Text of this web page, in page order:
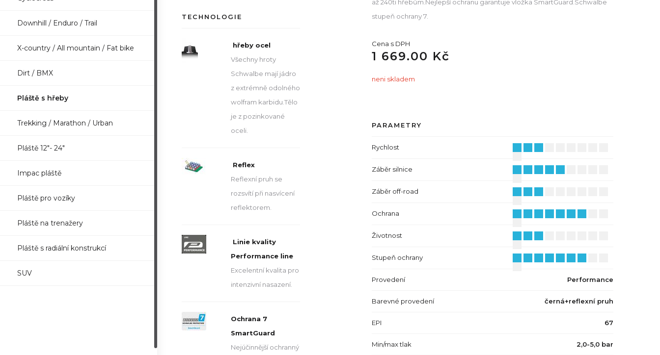
Downhill / Enduro / Trail
X-country / All mountain / Fat bike
Dirt / BMX
Pláště s hřeby
Trekking / Marathon / Urban
Pláště 12"- 24"
Impac pláště
Pláště pro vozíky
Pláště na trenažery
Pláště s radiální konstrukcí
SUV
až 240ti hřebům.Nejlepší ochranu garantuje vložka SmartGuard.Schwalbe
stupeň ochrany 7.
Cena s DPH
1 669.00 Kč
neni skladem
PARAMETRY
Rychlost
Záběr silnice
Záběr off-road
Ochrana
Životnost
Stupeň ochrany
Provedení Performance
Barevné provedení černá+reflexní pruh
EPI 67
Min/max tlak 2,0-5,0 bar
TECHNOLOGIE
hřeby ocel
Všechny hroty
Schwalbe mají jádro
z extrémně odolného
wolfram karbidu.Tělo
je z pozinkované
oceli.
Reflex
Reflexní pruh se
rozsvítí při nasvícení
reflektorem.
Linie kvality
Performance line
Excelentní kvalita pro
intenzivní nasazení.
Ochrana 7
SmartGuard
Nejúčinnější ochranný